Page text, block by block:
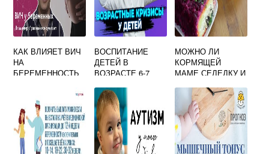
КАК ВЛИЯЕТ ВИЧ
НА
БЕРЕМЕННОСТЬ
ВОСПИТАНИЕ
ДЕТЕЙ В
ВОЗРАСТЕ 6-7
ВОЗРАСТА,
ОСОБЕННОСТИ.
СОВЕТЫ
РОДИТЕЛЯМ.
МОЖНО ЛИ
КОРМЯЩЕЙ
МАМЕ СЕЛЕДКУ И
ПОД ШУБОЙ?